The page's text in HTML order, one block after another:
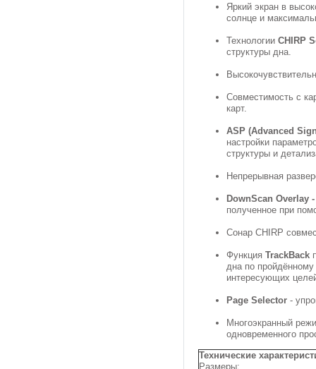
Яркий экран в
солнце и
Технологии CHIRP
структуры дна.
Совместимость с
карт.
ASP (Advanced
настройки
структуры и
Непрерывная
DownScan Overlay
полученное при
Сонар CHIRP
Функция TrackBack
дна по
интересующих
Page Selector -
Многоэкранный
одновременного
Технические
Размеры: